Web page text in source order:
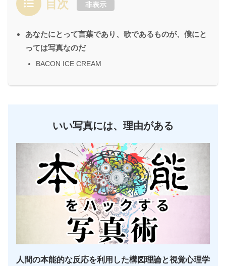
目次 非表示
あなたにとって言葉であり、歌であるものが、僕にと
っては写真なのだ
BACON ICE CREAM
いい写真には、理由がある
人間の本能的な反応を利用した構図理論と視覚心理学